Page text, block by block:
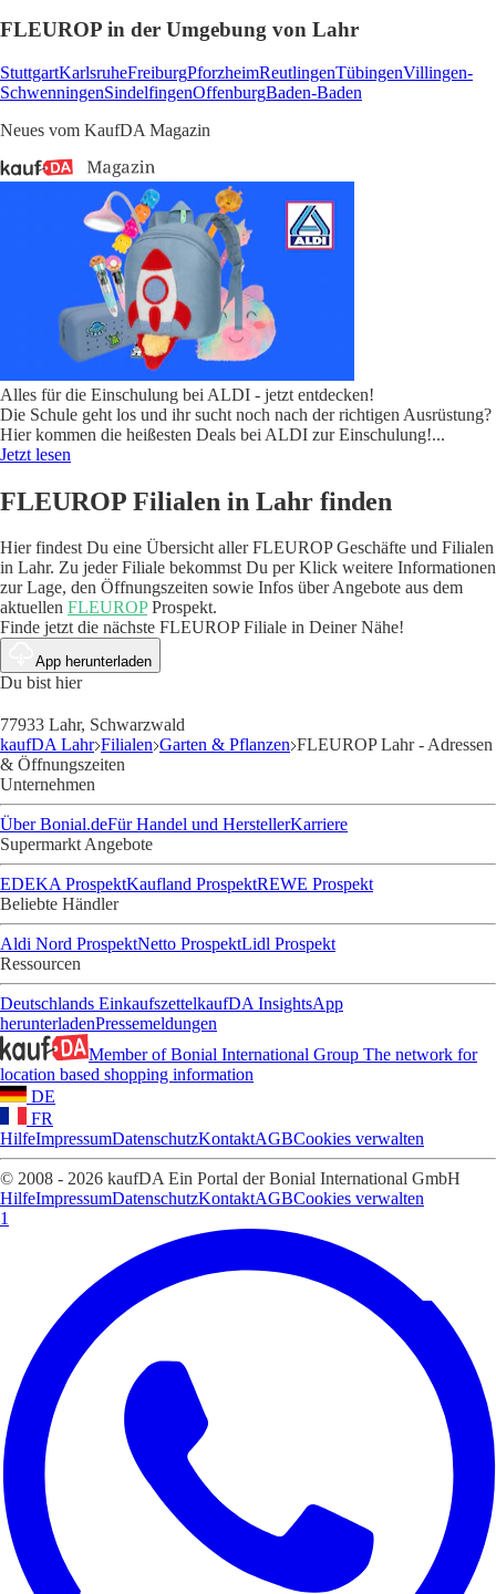
FLEUROP in der Umgebung von Lahr
StuttgartKarlsruheFreiburgPforzheimReutlingenTübingenVillingen-
SchwenningenSindelfingenOffenburgBaden-Baden
Neues vom KaufDA Magazin
Alles für die Einschulung bei ALDI - jetzt entdecken!
Die Schule geht los und ihr sucht noch nach der richtigen Ausrüstung?
Hier kommen die heißesten Deals bei ALDI zur Einschulung!...
Jetzt lesen
FLEUROP Filialen in Lahr finden
Hier findest Du eine Übersicht aller FLEUROP Geschäfte und Filialen
in Lahr. Zu jeder Filiale bekommst Du per Klick weitere Informationen
zur Lage, den Öffnungszeiten sowie Infos über Angebote aus dem
aktuellen FLEUROPProspekt.
Finde jetzt die nächste FLEUROP Filiale in Deiner Nähe!
App herunterladen
Du bist hier
77933 Lahr, Schwarzwald
kaufDA Lahr Filialen Garten & Pflanzen FLEUROP Lahr - Adressen
& Öffnungszeiten
Unternehmen
Über Bonial.deFür Handel und HerstellerKarriere
Supermarkt Angebote
EDEKA ProspektKaufland ProspektREWE Prospekt
Beliebte Händler
Aldi Nord ProspektNetto ProspektLidl Prospekt
Ressourcen
Deutschlands EinkaufszettelkaufDA InsightsApp
herunterladenPressemeldungen
Member of Bonial International Group The network for
location based shopping information
DE
FR
HilfeImpressumDatenschutzKontaktAGBCookies verwalten
© 2008 - 2026 kaufDA Ein Portal der Bonial International GmbH
HilfeImpressumDatenschutzKontaktAGBCookies verwalten
1